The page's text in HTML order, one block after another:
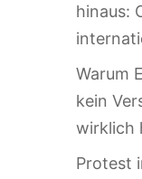
hinaus:
Warum
kein
wirklich
Protest